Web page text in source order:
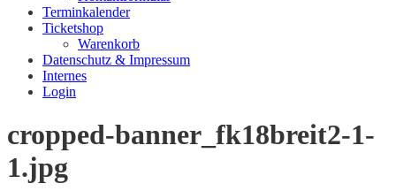
Terminkalender
Ticketshop
Warenkorb
Datenschutz & Impressum
Internes
Login
cropped-banner_fk18breit2-1-
1.jpg